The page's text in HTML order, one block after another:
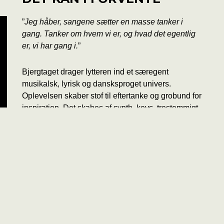
”Jeg håber, sangene sætter en masse tanker i
gang. Tanker om hvem vi er, og hvad det egentlig
er, vi har gang i.”
Bjergtaget drager lytteren ind et særegent
musikalsk, lyrisk og dansksproget univers.
Oplevelsen skaber stof til eftertanke og grobund for
inspiration. Det skabes af synth, keys, trestemmigt